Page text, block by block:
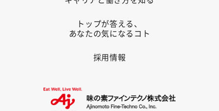
トップが答える、
あなたの気になるコト
採用情報